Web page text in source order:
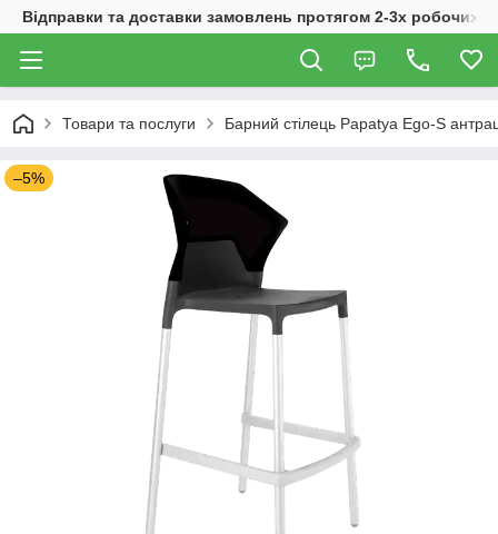
Відправки та доставки замовлень протягом 2-3х робочих
Товари та послуги Барний стілець Papatya Ego-S
–5%